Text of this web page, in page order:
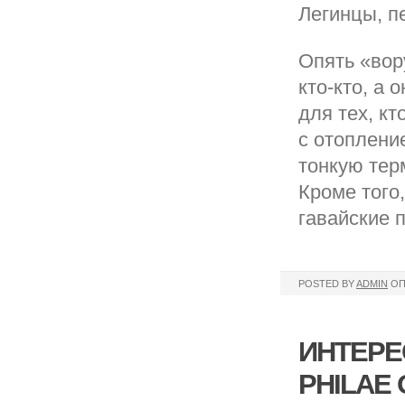
Легинцы,
Опять
кто-кто, а
для тех,
с
тонкую
Кроме
гавайские
POSTED BYADMIN